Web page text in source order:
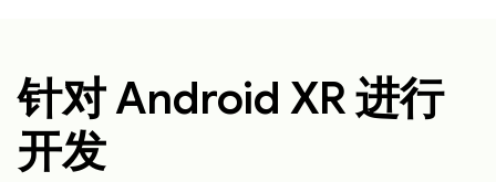
针对 Android XR 进行
开发